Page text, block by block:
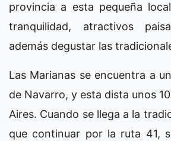
provincia a esta pequeña
tranquilidad, atractivos
además degustar las
Las Marianas se encuentra a
de Navarro, y esta dista unos
Aires. Cuando se llega a la
que continuar por la ruta 41,